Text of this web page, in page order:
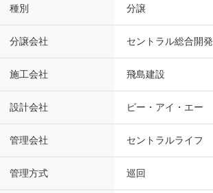
種別 分譲
分譲会社 セントラル総合開発
施工会社 飛島建設
設計会社 ピー・アイ・エー
管理会社 セントラルライフ
管理方式 巡回